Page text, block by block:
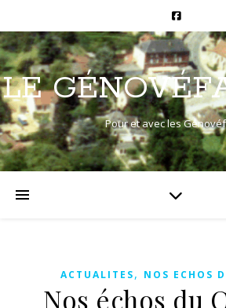
LE
Pour et avec les
ACTUALITES, NOS ECHOS
Nos échos du